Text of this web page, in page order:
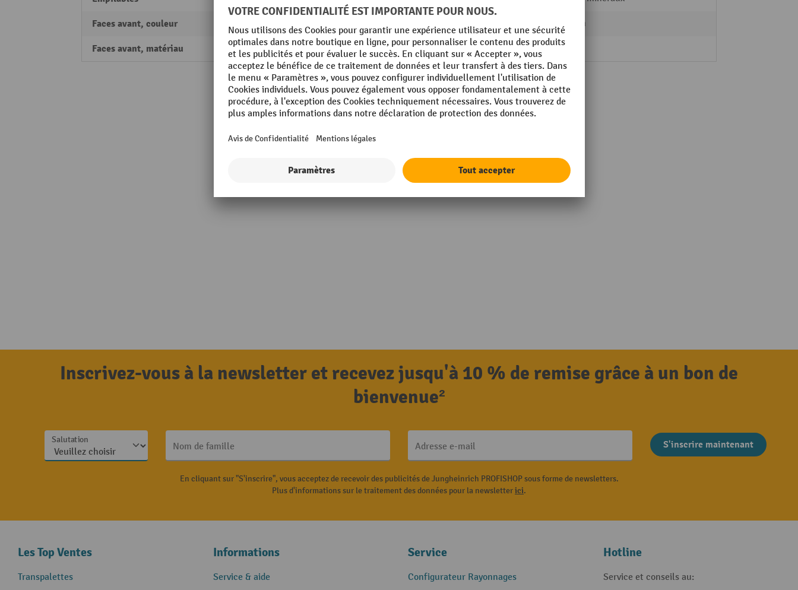
Faces avant, couleur translucide
Faces avant, matériau polystyrène (PS)
Tiroirs, largeur 92 mm
Tiroirs, nombre 12
Afficher tous les détails techniques
Inscrivez-vous à la newsletter et recevez jusqu'à 10 % de remise grâce à un bon de
bienvenue²
Salutation
Nom de famille Adresse e-mail S'inscrire maintenant
En cliquant sur "S'inscrire", vous acceptez de recevoir des publicités de Jungheinrich PROFISHOP sous forme de newsletters.
Plus d'informations sur le traitement des données pour la newsletterici.
Les Top Ventes
Transpalettes
Informations
Service & aide
Service
Configurateur Rayonnages
Hotline
Service et conseils au: